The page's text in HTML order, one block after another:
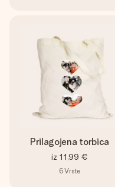
Prilagojena torbica
iz 11,99 €
6Vrste